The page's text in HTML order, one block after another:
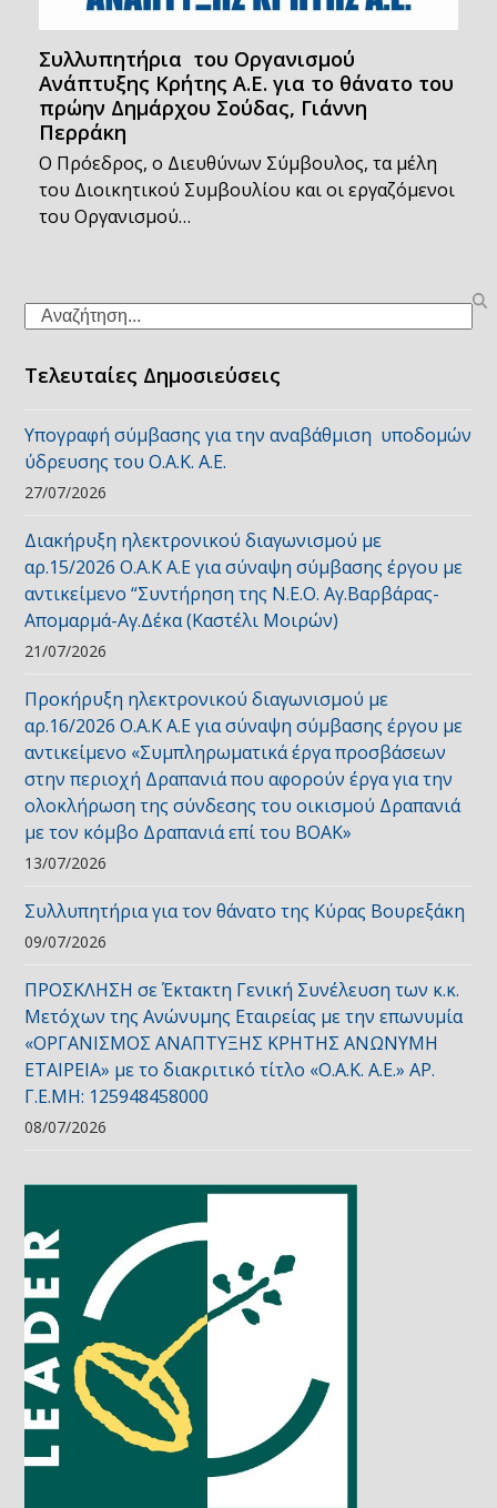
Συλλυπητήρια του Οργανισμού
Ανάπτυξης Κρήτης Α.Ε. για το θάνατο του
πρώην Δημάρχου Σούδας, Γιάννη
Περράκη
Ο Πρόεδρος, ο Διευθύνων Σύμβουλος, τα μέλη
του Διοικητικού Συμβουλίου και οι εργαζόμενοι
του Οργανισμού…
Search
Τελευταίες Δημοσιεύσεις
Υπογραφή σύμβασης για την αναβάθμιση υποδομών
ύδρευσης του Ο.Α.Κ. Α.Ε.
27/07/2026
Διακήρυξη ηλεκτρονικού διαγωνισμού με
αρ.15/2026 Ο.Α.Κ Α.Ε για σύναψη σύμβασης έργου με
αντικείμενο “Συντήρηση της Ν.Ε.Ο. Αγ.Βαρβάρας-
Απομαρμά-Αγ.Δέκα (Καστέλι Μοιρών)
21/07/2026
Προκήρυξη ηλεκτρονικού διαγωνισμού με
αρ.16/2026 Ο.Α.Κ Α.Ε για σύναψη σύμβασης έργου με
αντικείμενο «Συμπληρωματικά έργα προσβάσεων
στην περιοχή Δραπανιά που αφορούν έργα για την
ολοκλήρωση της σύνδεσης του οικισμού Δραπανιά
με τον κόμβο Δραπανιά επί του ΒΟΑΚ»
13/07/2026
Συλλυπητήρια για τον θάνατο της Κύρας Βουρεξάκη
09/07/2026
ΠΡΟΣΚΛΗΣΗ σε Έκτακτη Γενική Συνέλευση των κ.κ.
Μετόχων της Ανώνυμης Εταιρείας με την επωνυμία
«ΟΡΓΑΝΙΣΜΟΣ ΑΝΑΠΤΥΞΗΣ ΚΡΗΤΗΣ ΑΝΩΝΥΜΗ
ΕΤΑΙΡΕΙΑ» με το διακριτικό τίτλο «Ο.Α.Κ. Α.Ε.» ΑΡ.
Γ.Ε.ΜΗ: 125948458000
08/07/2026